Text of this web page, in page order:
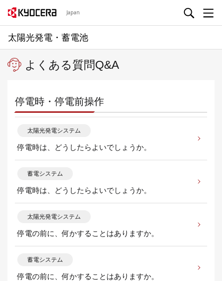
Japan
太陽光発電・蓄電池
よくある質問Q&A
停電時・停電前操作
太陽光発電システム
停電時は、どうしたらよいでしょうか。
蓄電システム
停電時は、どうしたらよいでしょうか。
太陽光発電システム
停電の前に、何かすることはありますか。
蓄電システム
停電の前に、何かすることはありますか。